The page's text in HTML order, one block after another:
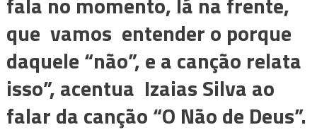
que vamos entender o porque
daquele “não”, e a canção relata
isso”, acentua Izaias Silva ao
falar da canção “O Não de Deus”.